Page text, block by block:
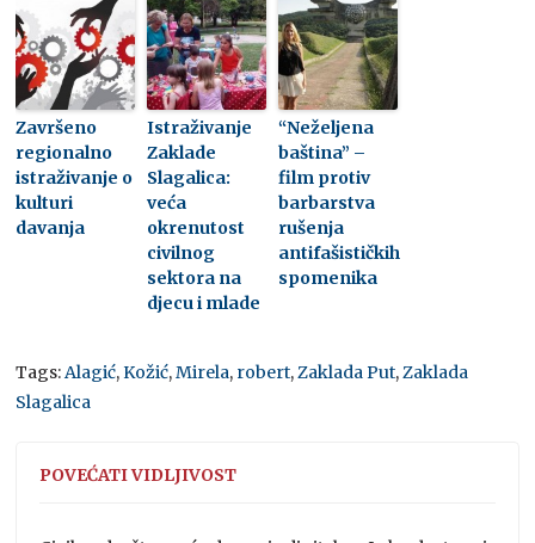
Završeno
regionalno
istraživanje o
kulturi
davanja
Istraživanje
Zaklade
Slagalica:
veća
okrenutost
civilnog
sektora na
djecu i mlade
“Neželjena
baština” –
film protiv
barbarstva
rušenja
antifašističkih
spomenika
Tags:Alagić,Kožić,Mirela, robert,Zaklada Put,Zaklada
Slagalica
POVEĆATI VIDLJIVOST